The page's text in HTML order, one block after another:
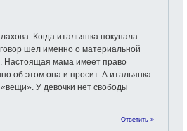
Когда итальянка покупала
шел именно о материальной
Настоящая мама имеет право
об этом она и просит. А итальянка
У девочки нет свободы
Ответить »